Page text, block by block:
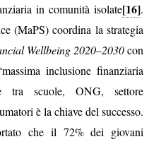
in comunità isolate[16].
(MaPS) coordina la strategia
Wellbeing 2020–2030con
inclusione finanziaria
tra scuole, ONG, settore
è la chiave del successo.
che il 72% dei giovani